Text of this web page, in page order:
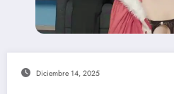
Diciembre 14, 2025